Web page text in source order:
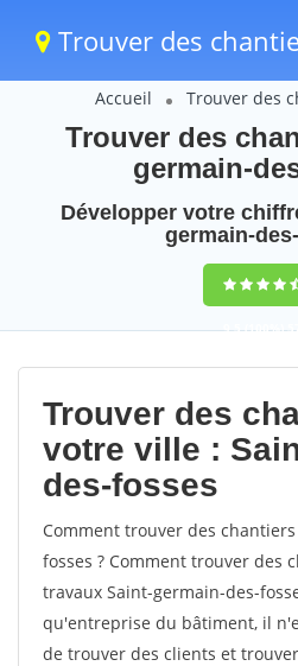
Trouver des
Accueil Trouver des
Trouver des
germain-
Développer votre
germain-
9,5(100%)
votes
Trouver des
votre ville :
des-fosses
Comment trouver des
fosses ? Comment trouver des
travaux Saint-germain-des-
qu'entreprise du bâtiment, il
de trouver des clients et